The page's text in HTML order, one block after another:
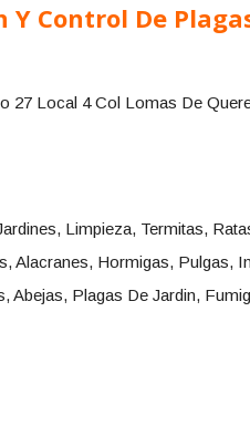
Y Control De
27 Local 4 Col Lomas De
Limpieza, Termitas,
Alacranes, Hormigas, Pulgas,
Abejas, Plagas De Jardin,